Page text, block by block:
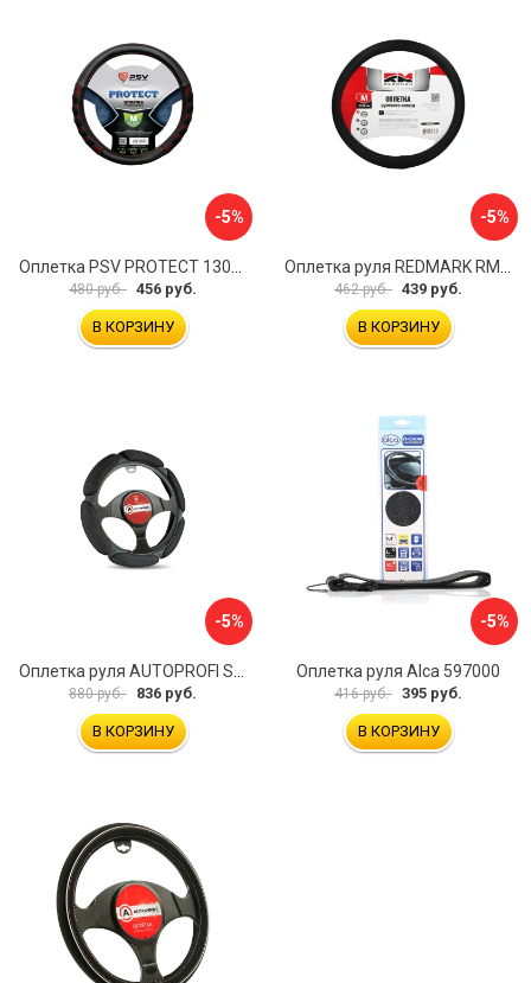
-5%
Оплетка PSV PROTECT 130503
480 руб. 456 руб.
В КОРЗИНУ
-5%
Оплетка руля REDMARK RM78002
462 руб. 439 руб.
В КОРЗИНУ
-5%
880 руб. 836 руб.
В КОРЗИНУ
-5%
Оплетка руля Alca 597000
416 руб. 395 руб.
В КОРЗИНУ